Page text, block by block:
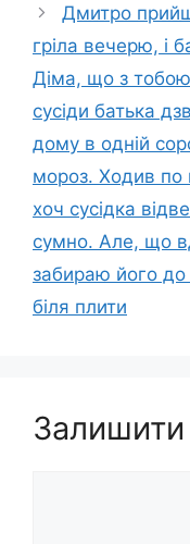
Дмитро
гріла вечерю, і
Діма, що з
сусіди батька
дому в одній
мороз. Ходив по
хоч сусідка
сумно. Але, що
забираю його до
біля плити